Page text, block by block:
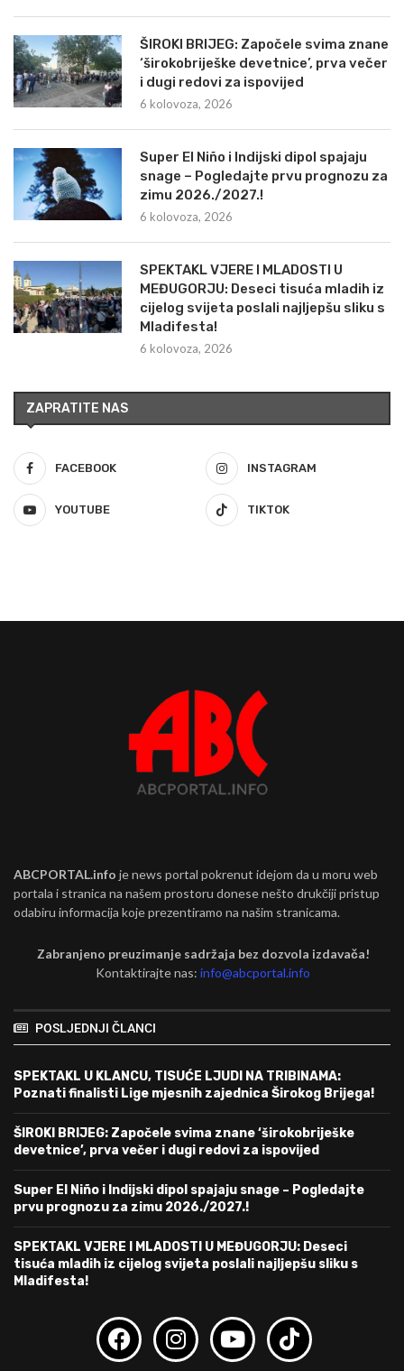
ŠIROKI BRIJEG: Započele svima znane
‘širokobriješke devetnice’, prva večer
i dugi redovi za ispovijed
6 kolovoza, 2026
Super El Niño i Indijski dipol spajaju
snage – Pogledajte prvu prognozu za
zimu 2026./2027.!
6 kolovoza, 2026
SPEKTAKL VJERE I MLADOSTI U
MEĐUGORJU: Deseci tisuća mladih iz
cijelog svijeta poslali najljepšu sliku s
Mladifesta!
6 kolovoza, 2026
ZAPRATITE NAS
FACEBOOK INSTAGRAM
YOUTUBE TIKTOK
ABCPORTAL.info je news portal pokrenut idejom da u moru web
portala i stranica na našem prostoru donese nešto drukčiji pristup
odabiru informacija koje prezentiramo na našim stranicama.
Zabranjeno preuzimanje sadržaja bez dozvola izdavača!
Kontaktirajte nas:info@abcportal.info
POSLJEDNJI ČLANCI
SPEKTAKL U KLANCU, TISUĆE LJUDI NA TRIBINAMA:
Poznati finalisti Lige mjesnih zajednica Širokog Brijega!
ŠIROKI BRIJEG: Započele svima znane ‘širokobriješke
devetnice’, prva večer i dugi redovi za ispovijed
Super El Niño i Indijski dipol spajaju snage – Pogledajte
prvu prognozu za zimu 2026./2027.!
SPEKTAKL VJERE I MLADOSTI U MEĐUGORJU: Deseci
tisuća mladih iz cijelog svijeta poslali najljepšu sliku s
Mladifesta!